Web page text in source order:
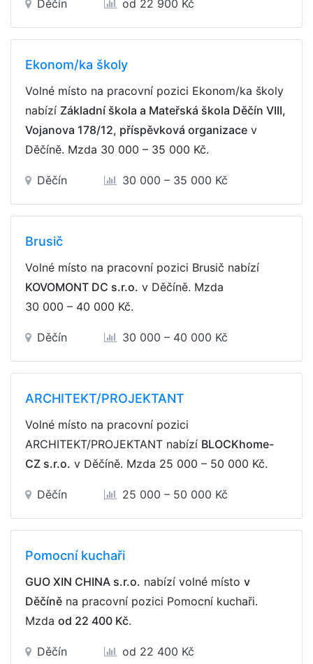
Děčín od 22 900 Kč
Ekonom/ka školy
Volné místo na pracovní pozici Ekonom/ka školy
nabízí Základní škola a Mateřská škola Děčín VIII,
Vojanova 178/12, příspěvková organizace v
Děčíně. Mzda 30 000 – 35 000 Kč.
Děčín 30 000 – 35 000 Kč
Brusič
Volné místo na pracovní pozici Brusič nabízí
KOVOMONT DC s.r.o. v Děčíně. Mzda
30 000 – 40 000 Kč.
Děčín 30 000 – 40 000 Kč
ARCHITEKT/PROJEKTANT
Volné místo na pracovní pozici
ARCHITEKT/PROJEKTANT nabízí BLOCKhome-
CZ s.r.o. v Děčíně. Mzda 25 000 – 50 000 Kč.
Děčín 25 000 – 50 000 Kč
Pomocní kuchaři
GUO XIN CHINA s.r.o. nabízí volné místo v
Děčíně na pracovní pozici Pomocní kuchaři.
Mzda od 22 400 Kč.
Děčín od 22 400 Kč